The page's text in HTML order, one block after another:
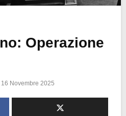
Operazione
16 Novembre 2025